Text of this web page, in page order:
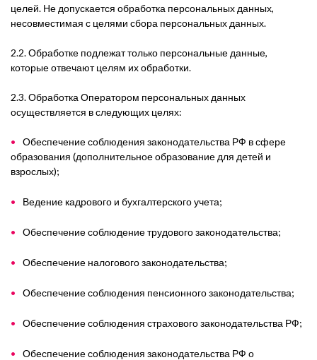
целей. Не допускается обработка персональных данных,
несовместимая с целями сбора персональных данных.
2.2. Обработке подлежат только персональные данные,
которые отвечают целям их обработки.
2.3. Обработка Оператором персональных данных
осуществляется в следующих целях:
Обеспечение соблюдения законодательства РФ в сфере
образования (дополнительное образование для детей и
взрослых);
Ведение кадрового и бухгалтерского учета;
Обеспечение соблюдение трудового законодательства;
Обеспечение налогового законодательства;
Обеспечение соблюдения пенсионного законодательства;
Обеспечение соблюдения страхового законодательства РФ;
Обеспечение соблюдения законодательства РФ о